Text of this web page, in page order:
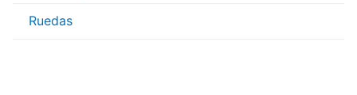
Ruedas